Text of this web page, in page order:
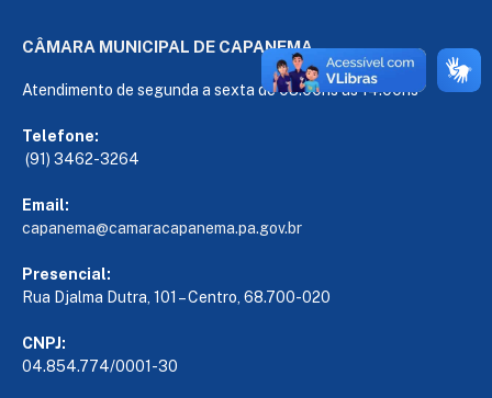
CÂMARA MUNICIPAL DE CAPANEMA
Atendimento de segunda a sexta de 08:00hs às 14:00hs
Telefone:
(91) 3462-3264
Email:
capanema@camaracapanema.pa.gov.br
Presencial:
Rua Djalma Dutra, 101 – Centro, 68.700-020
CNPJ:
04.854.774/0001-30